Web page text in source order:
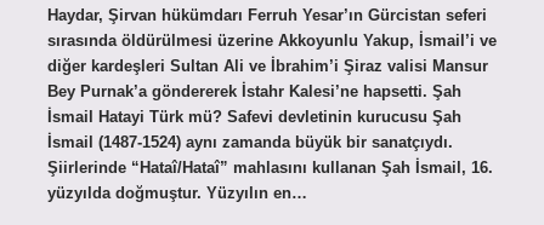
Haydar, Şirvan hükümdarı Ferruh Yesar’ın Gürcistan seferi
sırasında öldürülmesi üzerine Akkoyunlu Yakup, İsmail’i ve
diğer kardeşleri Sultan Ali ve İbrahim’i Şiraz valisi Mansur
Bey Purnak’a göndererek İstahr Kalesi’ne hapsetti. Şah
İsmail Hatayi Türk mü? Safevi devletinin kurucusu Şah
İsmail (1487-1524) aynı zamanda büyük bir sanatçıydı.
Şiirlerinde “Hataî/Hataî” mahlasını kullanan Şah İsmail, 16.
yüzyılda doğmuştur. Yüzyılın en…